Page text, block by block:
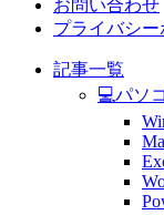
お問い合わせ
プライバシー
記事一覧
💻パソ